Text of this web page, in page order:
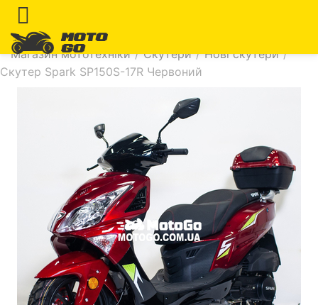
Магазин мототехніки / Скутери / Нові скутери /
Скутер Spark SP150S-17R Червоний